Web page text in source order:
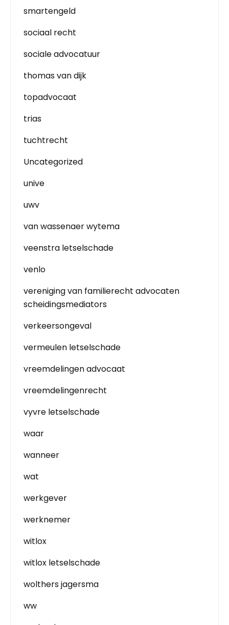
smartengeld
sociaal recht
sociale advocatuur
thomas van dijk
topadvocaat
trias
tuchtrecht
Uncategorized
unive
uwv
van wassenaer wytema
veenstra letselschade
venlo
vereniging van familierecht advocaten
scheidingsmediators
verkeersongeval
vermeulen letselschade
vreemdelingen advocaat
vreemdelingenrecht
vyvre letselschade
waar
wanneer
wat
werkgever
werknemer
witlox
witlox letselschade
wolthers jagersma
ww